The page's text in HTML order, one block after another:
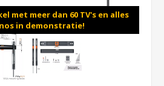
met meer dan 60 TV's en alles
in demonstratie!